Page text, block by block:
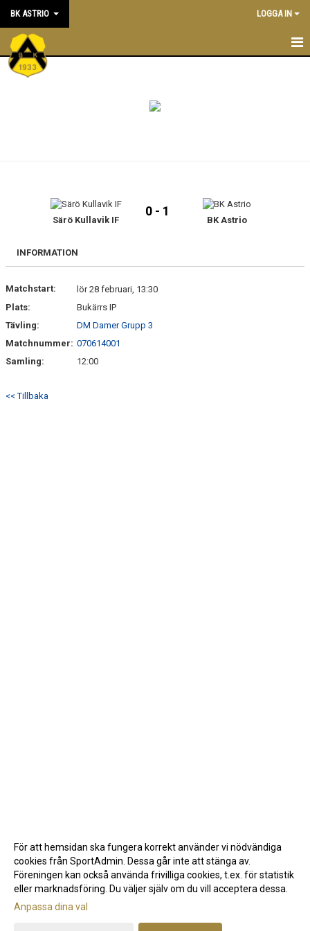
BK ASTRIO LOGGA IN
HEM
BLI MEDLEM
SÖNDRUMS IP
TRYGG I ASTRIO
ASTRIOSHOPEN
Särö Kullavik IF
0 - 1
BK Astrio
INFORMATION
Matchstart:
lör 28 februari, 13:30
Plats:
Bukärrs IP
Tävling:
DM Damer Grupp 3
Matchnummer: 070614001
Samling:
12:00
<< Tillbaka
Gå till Webbversion
För att hemsidan ska fungera korrekt använder vi nödvändiga
cookies från SportAdmin. Dessa går inte att stänga av.
Föreningen kan också använda frivilliga cookies, t.ex. för statistik
eller marknadsföring. Du väljer själv om du vill acceptera dessa.
Anpassa dina val